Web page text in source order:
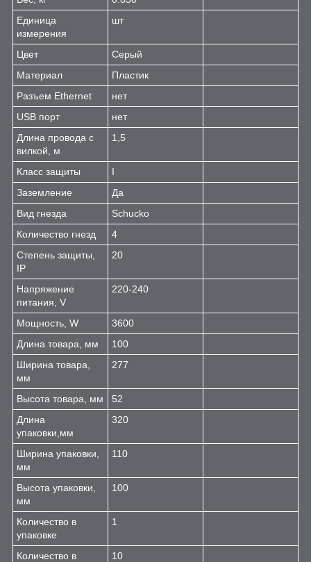
Единица
измерения
шт
Цвет
Серый
Материал
Пластик
Разъем Ethernet
нет
USB порт
нет
Длина провода с
вилкой, м
1,5
Класс защиты
I
Заземление
Да
Вид гнезда
Schucko
Количество гнезд
4
Степень защиты,
IP
20
Напряжение
питания, V
220-240
Мощность, W
3600
Длина товара, мм
100
Ширина товара,
мм
277
Высота товара, мм
52
Длина
упаковки,мм
320
Ширина упаковки,
мм
110
Высота упаковки,
мм
100
Количество в
упаковке
1
Количество в
10